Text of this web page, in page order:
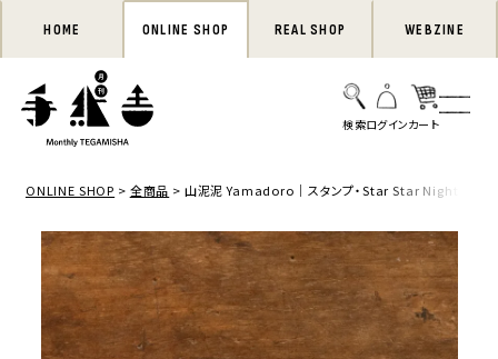
HOME ONLINE SHOP REAL SHOP WEBZINE
ONLINE SHOP 全商品 山泥泥 Yamadoro｜スタンプ・Star Star Night